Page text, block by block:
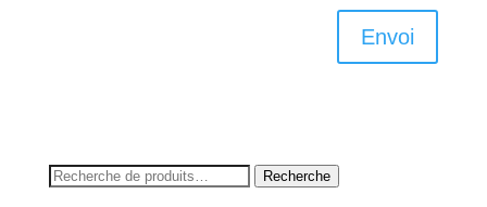
Envoi
Recherche
Recherche